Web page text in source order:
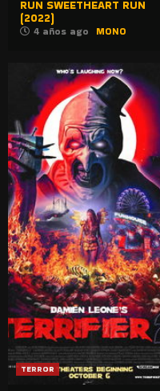
RUN SWEETHEART RUN
(2022)
4 años ago MONO
TERROR